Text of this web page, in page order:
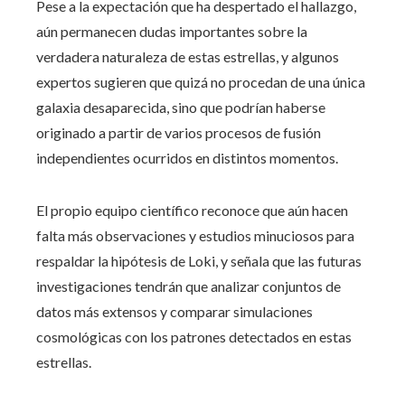
Pese a la expectación que ha despertado el hallazgo,
aún permanecen dudas importantes sobre la
verdadera naturaleza de estas estrellas, y algunos
expertos sugieren que quizá no procedan de una única
galaxia desaparecida, sino que podrían haberse
originado a partir de varios procesos de fusión
independientes ocurridos en distintos momentos.
El propio equipo científico reconoce que aún hacen
falta más observaciones y estudios minuciosos para
respaldar la hipótesis de Loki, y señala que las futuras
investigaciones tendrán que analizar conjuntos de
datos más extensos y comparar simulaciones
cosmológicas con los patrones detectados en estas
estrellas.